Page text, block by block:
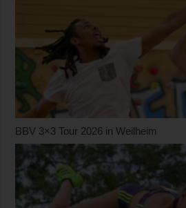
BBV 3×3 Tour 2026 in Weilheim